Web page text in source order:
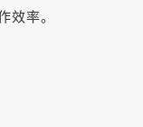
效率。